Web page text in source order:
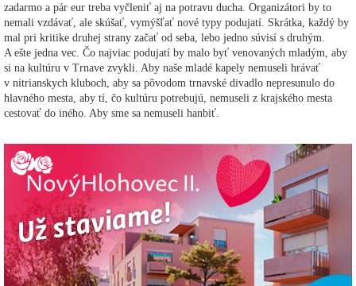
zadarmo a pár eur treba vyčleniť aj na potravu ducha. Organizátori by to
nemali vzdávať, ale skúšať, vymýšľať nové typy podujatí. Skrátka, každý by
mal pri kritike druhej strany začať od seba, lebo jedno súvisí s druhým.
A ešte jedna vec. Čo najviac podujatí by malo byť venovaných mladým, aby
si na kultúru v Trnave zvykli. Aby naše mladé kapely nemuseli hrávať
v nitrianskych kluboch, aby sa pôvodom trnavské divadlo nepresunulo do
hlavného mesta, aby tí, čo kultúru potrebujú, nemuseli z krajského mesta
cestovať do iného. Aby sme sa nemuseli hanbiť.